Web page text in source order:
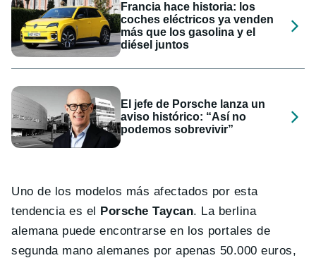
Francia hace historia: los
coches eléctricos ya venden
más que los gasolina y el
diésel juntos
El jefe de Porsche lanza un
aviso histórico: “Así no
podemos sobrevivir”
Uno de los modelos más afectados por esta
tendencia es el Porsche Taycan. La berlina
alemana puede encontrarse en los portales de
segunda mano alemanes por apenas 50.000 euros,